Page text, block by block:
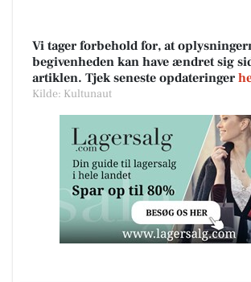
Vi tager forbehold for, at
begivenheden kan have ændret sig
artiklen. Tjek seneste opdateringer
Kilde: Kultunaut